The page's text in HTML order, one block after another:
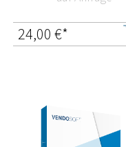
24,00 €*